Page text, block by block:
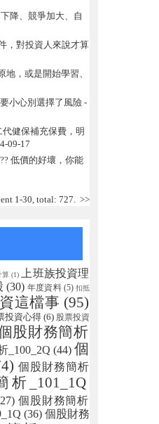
降、競爭加大、自
，對投資人來說才算
，或是開始學習、
小心別選擇了風險-
健保補充保費，明
09-17
低價的好壞，你能
1-30, total: 727. >>
算 (1)
上班族投資理
(30) 年度資料 (5) 扣抵
這檔事 (95)
投資心得 (6) 股票投資
股財務簡析
_100_2Q (44) 個
個股財務簡析
_101_1Q
個股財務簡析
(36) 個股財務